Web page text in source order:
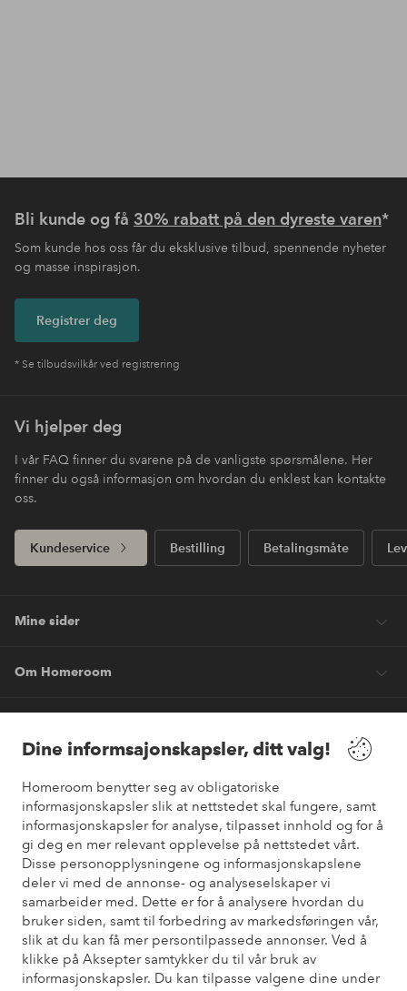
Dine informsajonskapsler, ditt valg!
Homeroom benytter seg av obligatoriske
informasjonskapsler slik at nettstedet skal fungere, samt
informasjonskapsler for analyse, tilpasset innhold og for å
gi deg en mer relevant opplevelse på nettstedet vårt.
Disse personopplysningene og informasjonskapslene
deler vi med de annonse- og analyseselskaper vi
samarbeider med. Dette er for å analysere hvordan du
bruker siden, samt til forbedring av markedsføringen vår,
slik at du kan få mer persontilpassede annonser. Ved å
klikke på Aksepter samtykker du til vår bruk av
informasjonskapsler. Du kan tilpasse valgene dine under
Bli kunde og få 30% rabatt på den dyreste varen*
Som kunde hos oss får du eksklusive tilbud, spennende nyheter
og masse inspirasjon.
Registrer deg
* Se tilbudsvilkår ved registrering
Vi hjelper deg
I vår FAQ finner du svarene på de vanligste spørsmålene. Her
finner du også informasjon om hvordan du enklest kan kontakte
oss.
Kundeservice Bestilling Betalingsmåte
Mine sider
Om Homeroom
Venner
Sikre betalinger
Vil du vite mer om våre betalingsalternativer?
elpy